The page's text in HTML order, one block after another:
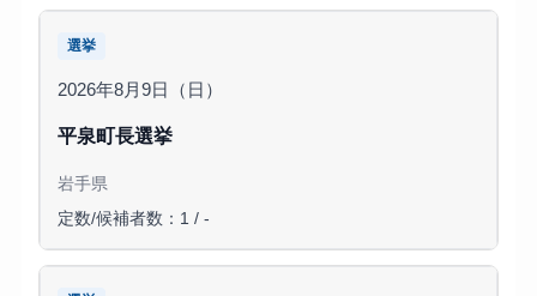
選挙
2026年8月9日（日）
平泉町長選挙
岩手県
定数/候補者数：1 / -